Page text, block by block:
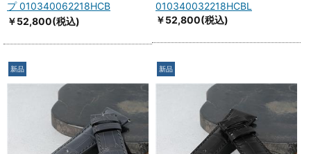
プ 010340062218HCB
￥52,800(税込)
010340032218HCBL
￥52,800(税込)
新品 新品